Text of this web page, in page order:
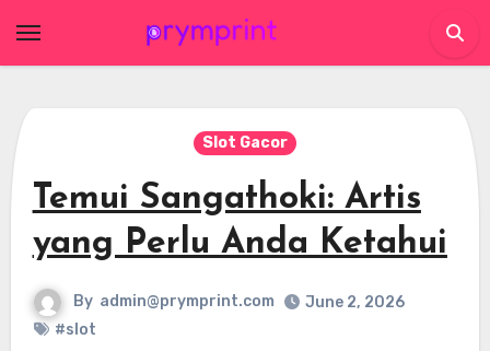
Slot Gacor
Temui Sangathoki: Artis
yang Perlu Anda Ketahui
By admin@prymprint.com
June 2, 2026
#slot